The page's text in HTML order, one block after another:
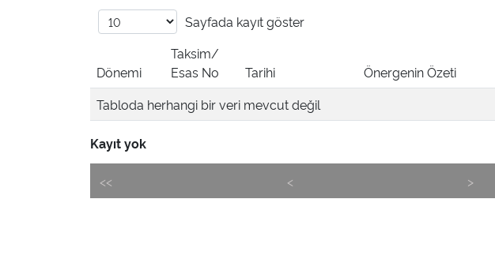
Sayfada kayıt göster
Dönemi
Taksim/
Esas No
Tarihi
Önergenin Özeti
Tabloda herhangi bir veri mevcut değil
Kayıt yok
<< < >